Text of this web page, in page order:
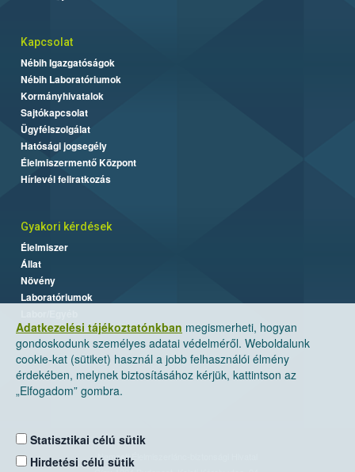
Adatkezelési tájékoztatónkban megismerheti, hogyan
gondoskodunk személyes adatai védelméről. Weboldalunk
cookie-kat (sütiket) használ a jobb felhasználói élmény
érdekében, melynek biztosításához kérjük, kattintson az
„Elfogadom” gombra.
Statisztikai célú sütik
Hirdetési célú sütik
Kapcsolat
Nébih Igazgatóságok
Nébih Laboratóriumok
Kormányhivatalok
Sajtókapcsolat
Ügyfélszolgálat
Hatósági jogsegély
Élelmiszermentő Központ
Hírlevél feliratkozás
Gyakori kérdések
Élelmiszer
Állat
Növény
Laboratóriumok
Nemzeti Élelmiszerlánc-biztonsági Hivatal